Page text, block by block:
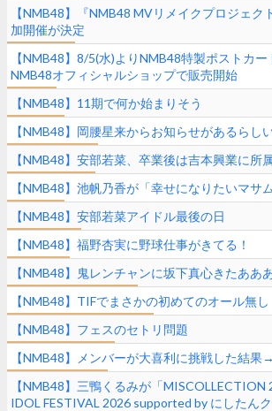
【NMB48】『NMB48 MVリメイクプロジェク
加開催が決定
【NMB48】8/5(水)よりNMB48特製ポストカ
NMB48オフィシャルショップで販売開始
【NMB48】11期で何か始まりそう
【NMB48】岡腰星来からお知らせがあるらし
【NMB48】安部若菜、卒業後は吉本興業に所
【NMB48】池帆乃香が「幸せになりたいマサ
【NMB48】安部若菜アイドル最後の日
【NMB48】福野杏実に野球仕事がきてる！
【NMB48】鬼レンチャンに坂下真心きたああ
【NMB48】TIFでまさかの初めてのオール無し
【NMB48】フェスのセトリ問題
【NMB48】メンバーが大喜利に挑戦した結果→
【NMB48】三鴨くるみが「MISCOLLECTION
IDOL FESTIVAL 2026 supported by にしたん